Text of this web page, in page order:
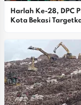
Harlah Ke-28, DPC
Kota Bekasi